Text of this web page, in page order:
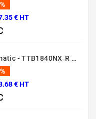
€ HT
Autolaveuse Numatic - TTB1840NX‑R – (Batterie 36 V, 18 L)
€ HT